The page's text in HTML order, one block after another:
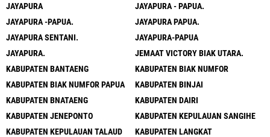
JAYAPURA
JAYAPURA - PAPUA.
JAYAPURA -PAPUA.
JAYAPURA PAPUA.
JAYAPURA SENTANI.
JAYAPURA-PAPUA
JAYAPURA.
JEMAAT VICTORY BIAK UTARA.
KABUPATEN BANTAENG
KABUPATEN BIAK NUMFOR
KABUPATEN BIAK NUMFOR PAPUA
KABUPATEN BINJAI
KABUPATEN BNATAENG
KABUPATEN DAIRI
KABUPATEN JENEPONTO
KABUPATEN KEPULAUAN SANGIHE
KABUPATEN KEPULAUAN TALAUD
KABUPATEN LANGKAT